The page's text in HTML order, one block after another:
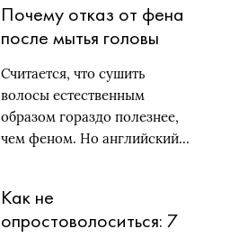
Почему отказ от фена
после мытья головы
британский трихолог
Тим Мур
Считается, что сушить
волосы естественным
образом гораздо полезнее,
чем феном. Но английский…
Как не
опростоволоситься: 7